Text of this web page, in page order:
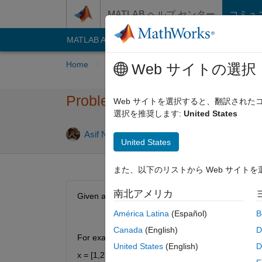
MATLAB ヘルプ センター コミュ
MATLAB Answers File Exchange
Home Problem Groups Problems
Problem 60929. Symmetric
Asif Newaz 10 solvers
Given an (n, 2) matrix, remove any symmetric
(2, 3) and (3, 2) are considered
For example,
x = [1,2;
Web サイトの選択
Web サイトを選択すると、翻訳された
選択を推奨します: United States
United States
また、以下のリストから Web サイトを
南北アメリカ
América Latina (Español)
Canada (English)
United States (English)